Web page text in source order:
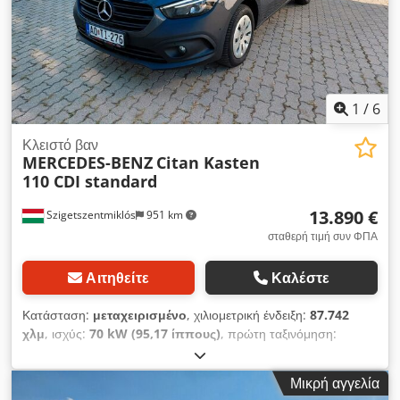
1 / 6
Szigetszentmiklós 951 km
Κλειστό βαν
MERCEDES-BENZ Citan Kasten
110 CDI standard
13.890 €
σταθερή τιμή συν ΦΠΑ
Αιτηθείτε Καλέστε
Κατάσταση: μεταχειρισμένο, χιλιομετρική ένδειξη: 87.742
χλμ, ισχύς: 70 kW (95,17 ίππους), πρώτη ταξινόμηση:
ντίζελ
επόμενος τεχνικός έλεγχος (TÜV):07/2028, χρώμα:γκρι,
, αριθμός θέσεων:2, μήκος
Μικρή αγγελία